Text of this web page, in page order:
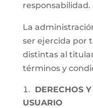
responsabilidad.
La
ser ejercida por
distintas al
términos y
DERECHOS
USUARIO